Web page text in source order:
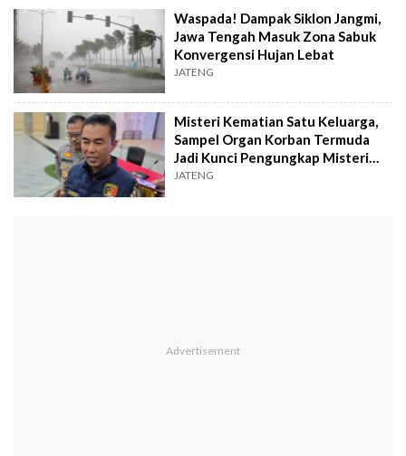
Waspada! Dampak Siklon Jangmi,
Jawa Tengah Masuk Zona Sabuk
Konvergensi Hujan Lebat
JATENG
Misteri Kematian Satu Keluarga,
Sampel Organ Korban Termuda
Jadi Kunci Pengungkap Misteri
Kledung
JATENG